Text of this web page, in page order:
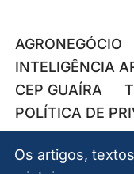
AGRONEGÓCIO
INTELIGÊNCIA
CEP GUAÍRA
POLÍTICA DE
Os artigos,